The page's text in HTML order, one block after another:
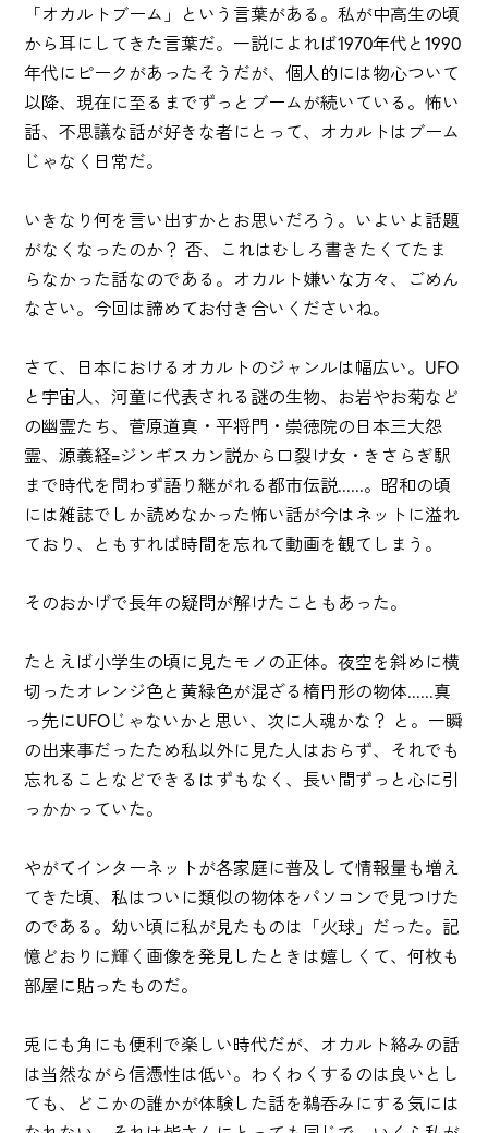
「オカルトブーム」という言葉がある。私が中高生の頃
から耳にしてきた言葉だ。一説によれば1970年代と1990
年代にピークがあったそうだが、個人的には物心ついて
以降、現在に至るまでずっとブームが続いている。怖い
話、不思議な話が好きな者にとって、オカルトはブーム
じゃなく日常だ。
いきなり何を言い出すかとお思いだろう。いよいよ話題
がなくなったのか？ 否、これはむしろ書きたくてたま
らなかった話なのである。オカルト嫌いな方々、ごめん
なさい。今回は諦めてお付き合いくださいね。
さて、日本におけるオカルトのジャンルは幅広い。UFO
と宇宙人、河童に代表される謎の生物、お岩やお菊など
の幽霊たち、菅原道真・平将門・崇徳院の日本三大怨
霊、源義経=ジンギスカン説から口裂け女・きさらぎ駅
まで時代を問わず語り継がれる都市伝説......。昭和の頃
には雑誌でしか読めなかった怖い話が今はネットに溢れ
ており、ともすれば時間を忘れて動画を観てしまう。
そのおかげで長年の疑問が解けたこともあった。
たとえば小学生の頃に見たモノの正体。夜空を斜めに横
切ったオレンジ色と黄緑色が混ざる楕円形の物体......真
っ先にUFOじゃないかと思い、次に人魂かな？ と。一瞬
の出来事だったため私以外に見た人はおらず、それでも
忘れることなどできるはずもなく、長い間ずっと心に引
っかかっていた。
やがてインターネットが各家庭に普及して情報量も増え
てきた頃、私はついに類似の物体をパソコンで見つけた
のである。幼い頃に私が見たものは「火球」だった。記
憶どおりに輝く画像を発見したときは嬉しくて、何枚も
部屋に貼ったものだ。
兎にも角にも便利で楽しい時代だが、オカルト絡みの話
は当然ながら信憑性は低い。わくわくするのは良いとし
ても、どこかの誰かが体験した話を鵜呑みにする気には